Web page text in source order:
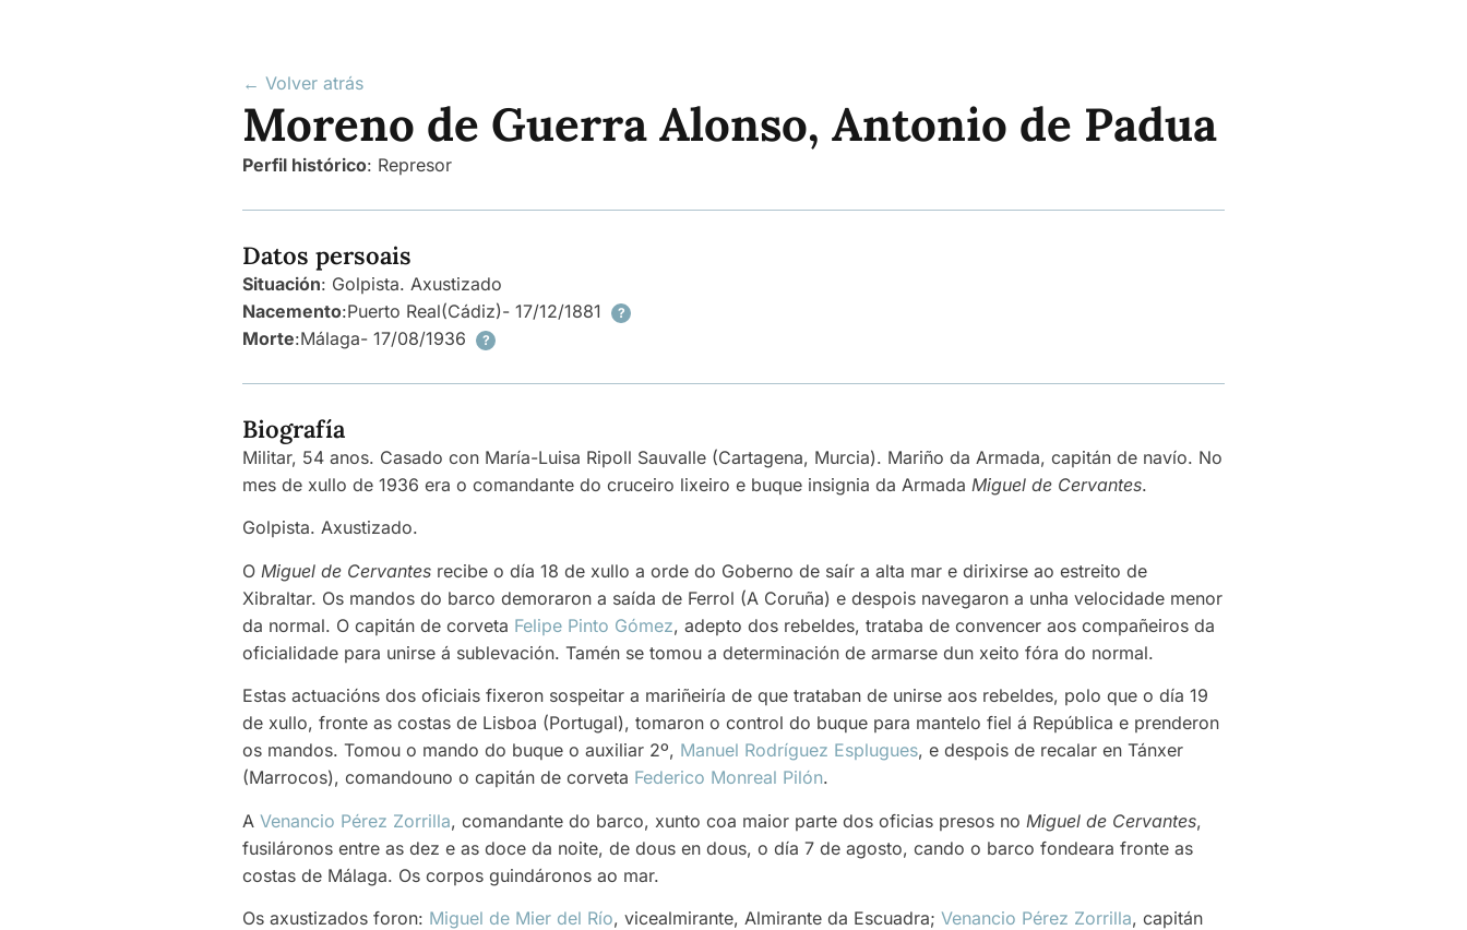
← Volver atrás
Moreno de Guerra Alonso, Antonio de Padua
Perfil histórico: Represor
Datos persoais
Situación: Golpista. Axustizado
Nacemento:Puerto Real(Cádiz)- 17/12/1881 ?
Morte:Málaga- 17/08/1936 ?
Biografía
Militar, 54 anos. Casado con María-Luisa Ripoll Sauvalle (Cartagena, Murcia). Mariño da Armada, capitán de navío. No
mes de xullo de 1936 era o comandante do cruceiro lixeiro e buque insignia da Armada Miguel de Cervantes.
Golpista. Axustizado.
O Miguel de Cervantes recibe o día 18 de xullo a orde do Goberno de saír a alta mar e dirixirse ao estreito de
Xibraltar. Os mandos do barco demoraron a saída de Ferrol (A Coruña) e despois navegaron a unha velocidade menor
da normal. O capitán de corveta Felipe Pinto Gómez, adepto dos rebeldes, trataba de convencer aos compañeiros da
oficialidade para unirse á sublevación. Tamén se tomou a determinación de armarse dun xeito fóra do normal.
Estas actuacións dos oficiais fixeron sospeitar a mariñeiría de que trataban de unirse aos rebeldes, polo que o día 19
de xullo, fronte as costas de Lisboa (Portugal), tomaron o control do buque para mantelo fiel á República e prenderon
os mandos. Tomou o mando do buque o auxiliar 2º, Manuel Rodríguez Esplugues, e despois de recalar en Tánxer
(Marrocos), comandouno o capitán de corveta Federico Monreal Pilón.
A Venancio Pérez Zorrilla, comandante do barco, xunto coa maior parte dos oficias presos no Miguel de Cervantes,
fusiláronos entre as dez e as doce da noite, de dous en dous, o día 7 de agosto, cando o barco fondeara fronte as
costas de Málaga. Os corpos guindáronos ao mar.
Os axustizados foron: Miguel de Mier del Río, vicealmirante, Almirante da Escuadra; Venancio Pérez Zorrilla, capitán